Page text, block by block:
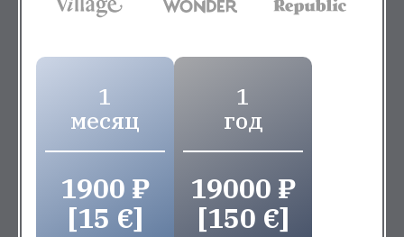
1
месяц
1900 ₽
[15 €]
1
год
19000 ₽
[150 €]